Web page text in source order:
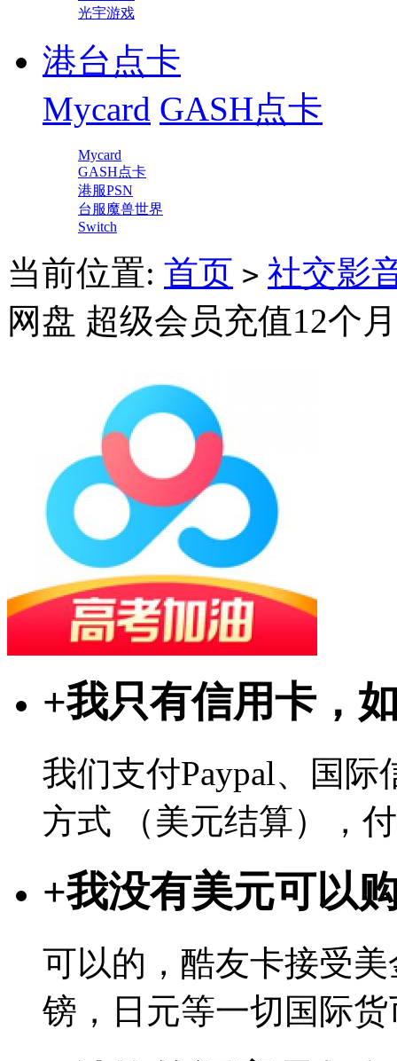
光宇游戏
港台点卡
Mycard GASH点卡
Mycard
GASH点卡
港服PSN
台服魔兽世界
Switch
当前位置: 首页 > 社交影
网盘 超级会员充值12个月
+我只有信用卡，
我们支付Paypal、国
方式 （美元结算），
+我没有美元可以
可以的，酷友卡接受
镑，日元等一切国际